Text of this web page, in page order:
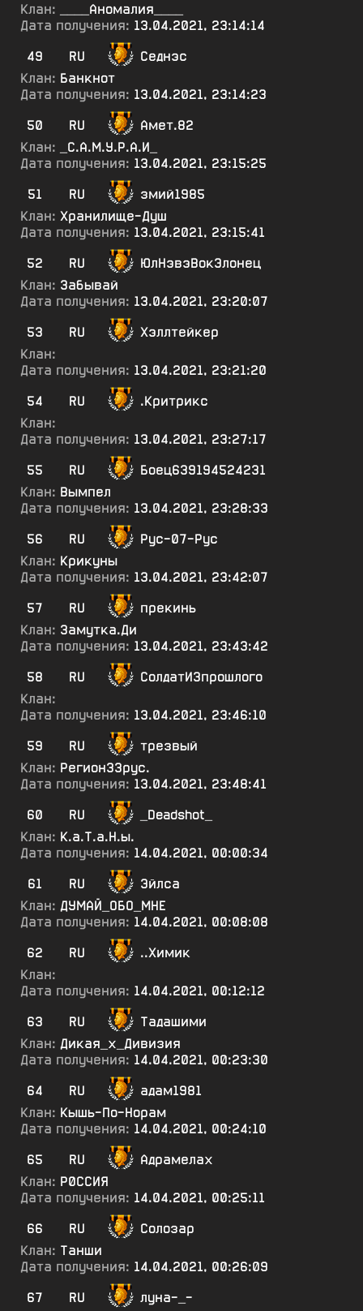
Клан:
____Аномалия____
Дата получения: 13.04.2021, 23:14:14
49
RU
Седнэс
Клан: Банкнот
Дата получения: 13.04.2021, 23:14:23
50
RU
Амет.82
Клан:
_С.А.М.У.Р.А.И_
Дата получения: 13.04.2021, 23:15:25
51
RU
змий1985
Клан: Хранилище-Душ
Дата получения: 13.04.2021, 23:15:41
52
RU
ЮлНэвэВокЭлонец
Клан: Забывай
Дата получения: 13.04.2021, 23:20:07
53
RU
Хэллтейкер
Клан:
Дата получения: 13.04.2021, 23:21:20
54
RU
.Критрикс
Клан:
Дата получения: 13.04.2021, 23:27:17
55
RU
Боец639194524231
Клан: Вымпел
Дата получения: 13.04.2021, 23:28:33
56
RU
Рус-07-Рус
Клан: Крикуны
Дата получения: 13.04.2021, 23:42:07
57
RU
прекинь
Клан: Замутка.Ди
Дата получения: 13.04.2021, 23:43:42
58
RU
СолдатИЗпрошлого
Клан:
Дата получения: 13.04.2021, 23:46:10
59
RU
трезвый
Клан: Регион33рус.
Дата получения: 13.04.2021, 23:48:41
60
RU
_Deadshot_
Клан: К.а.Т.а.Н.ы.
Дата получения: 14.04.2021, 00:00:34
61
RU
Эйлса
Клан: ДУМАЙ_ОБО_МНЕ
Дата получения: 14.04.2021, 00:08:08
62
RU
..Химик
Клан:
Дата получения: 14.04.2021, 00:12:12
63
RU
Тадашими
Клан: Дикая_х_Дивизия
Дата получения: 14.04.2021, 00:23:30
64
RU
адам1981
Клан: Кышь-По-Норам
Дата получения: 14.04.2021, 00:24:10
65
RU
Адрамелах
Клан: Р0ССИЯ
Дата получения: 14.04.2021, 00:25:11
66
RU
Солозар
Клан: Танши
Дата получения: 14.04.2021, 00:26:09
67
RU луна-_-